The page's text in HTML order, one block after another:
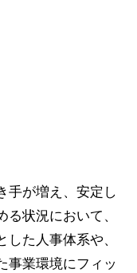
手が増え、安定し
状況において、
た人事体系や、
事業環境にフィッ